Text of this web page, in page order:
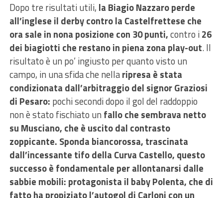
Dopo tre risultati utili, la Biagio Nazzaro perde
all’inglese il derby contro la Castelfrettese che
ora sale in nona posizione con 30 punti,contro i26
dei biagiotti che restano in piena zona play-out. Il
risultato è un po’ ingiusto per quanto visto un
campo, in una sfida che nellaripresa è stata
condizionata dall’arbitraggio del signor Graziosi
di Pesaro: pochi secondi dopo il gol del raddoppio
non è stato fischiato un fallo che sembrava netto
su Musciano, che è uscito dal contrasto
zoppicante. Sponda biancorossa, trascinata
dall’incessante tifo della Curva Castello, questo
successo è fondamentale per allontanarsi dalle
sabbie mobili: protagonista il baby Polenta, che di
fatto ha propiziato l’autogol di Carloni con un